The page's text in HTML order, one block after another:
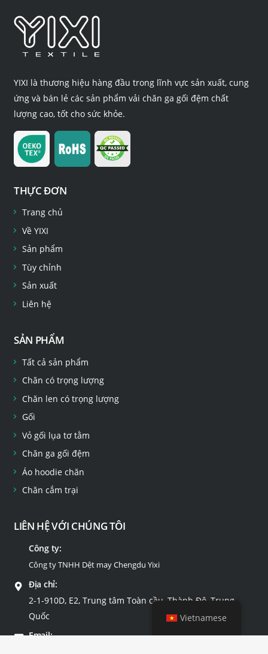
YIXI là thương hiệu hàng đầu trong lĩnh vực sản xuất, cung
ứng và bán lẻ các sản phẩm vải chăn ga gối đệm chất
lượng cao, tốt cho sức khỏe.
THỰC ĐƠN
Trang chủ
Về YIXI
Sản phẩm
Tùy chỉnh
Sản xuất
Liên hệ
SẢN PHẨM
Tất cả sản phẩm
Chăn có trọng lượng
Chăn len có trọng lượng
Gối
Vỏ gối lụa tơ tằm
Chăn ga gối đệm
Áo hoodie chăn
Chăn cắm trại
LIÊN HỆ VỚI CHÚNG TÔI
Công ty:
Công ty TNHH Dệt may Chengdu Yixi
Địa chỉ:
2-1-910D, E2, Trung tâm Toàn cầu, Thành Đô, Trung
Quốc
Email:
Vietnamese